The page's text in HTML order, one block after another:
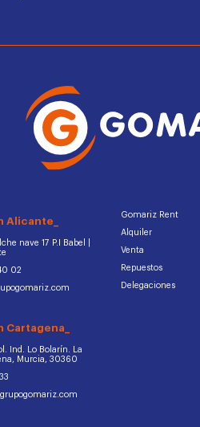
Alicante_
nave 17 P.I Babel |
02
Cartagena_
Ind. Lo Bolarín. La
Murcia, 30360
Gomariz Rent
Alquiler
Venta
Repuestos
Delegaciones